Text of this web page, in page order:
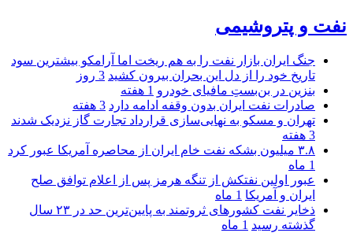
نفت و پتروشیمی
جنگ ایران بازار نفت را به هم ریخت اما آرامکو بیشترین سود
تاریخ خود را از دل این بحران بیرون کشید 3 روز
بنزین در بن‌بستِ مافیای خودرو 1 هفته
صادرات نفت ایران بدون وقفه ادامه دارد 3 هفته
تهران و مسکو به نهایی‌سازی قرارداد تجارت گاز نزدیک شدند
3 هفته
۳.۸ میلیون بشکه نفت خام ایران از محاصره آمریکا عبور کرد
1 ماه
عبور اولین نفتکش از تنگه هرمز پس از اعلام توافق صلح
ایران و آمریکا 1 ماه
ذخایر نفت کشورهای ثروتمند به پایین‌ترین حد در ۲۳ سال
گذشته رسید 1 ماه